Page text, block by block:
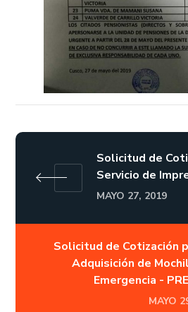
Solicitud de
Servicio de
MAYO 27, 2019
Solicitud de Cotización
Adquisición de
Emergencia -
MAYO